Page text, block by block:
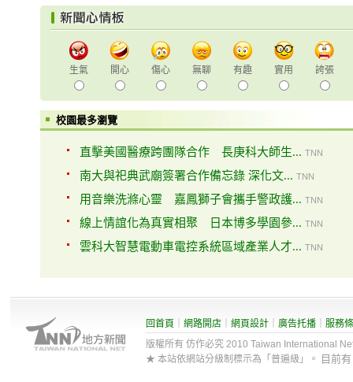
生氣 開心 傷心 無聊 有趣 實用 誇張
校園最多瀏覽
直擊美國醫療跨團隊合作 長庚科大師生... TNN
南大與祀典武廟簽署合作備忘錄 深化文... TNN
用音樂洗滌心靈 嘉鳳獅子會攜手警政護... TNN
線上情誼化為真實相聚 日本博多學園參... TNN
雲科大智慧電動車電控系統區域產業人才... TNN
回首頁 網路開店 網頁設計 廣告托播
服務
版權所有 仿作必究 2010 Taiwan International
★ 本站依網站分級制標示為「普遍級」。
目前